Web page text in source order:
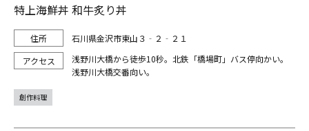
特上海鮮丼 和牛炙り丼
石川県金沢市東山３‐２‐２１
浅野川大橋から徒歩10秒。北鉄「橋場町」バス停向かい。
浅野川大橋交番向い。
創作料理